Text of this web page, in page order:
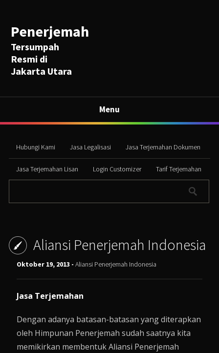
Penerjemah
Tersumpah
Resmi di
Jakarta Utara
Menu
Hubungi Kami Jasa Legalisasi Jasa Terjemahan Dokumen
Jasa Terjemahan Lisan Login Customizer Tarif Terjemahan
Aliansi Penerjemah Indonesia
Oktober 19, 2013 -Aliansi Penerjemah Indonesia
Jasa Terjemahan
Dengan adanya batasan-batasan yang diterapkan
oleh Himpunan Penerjemah sudah saatnya kita
memikirkan membentuk Aliansi Penerjemah